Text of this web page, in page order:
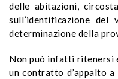
delle abitazioni,
sull’identificazione
determinazione della
Non può infatti ritenersi
un contratto d’appalto